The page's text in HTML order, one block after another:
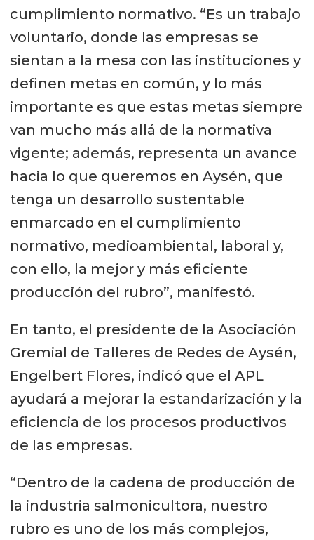
cumplimiento normativo. “Es un trabajo
voluntario, donde las empresas se
sientan a la mesa con las instituciones y
definen metas en común, y lo más
importante es que estas metas siempre
van mucho más allá de la normativa
vigente; además, representa un avance
hacia lo que queremos en Aysén, que
tenga un desarrollo sustentable
enmarcado en el cumplimiento
normativo, medioambiental, laboral y,
con ello, la mejor y más eficiente
producción del rubro”, manifestó.
En tanto, el presidente de la Asociación
Gremial de Talleres de Redes de Aysén,
Engelbert Flores, indicó que el APL
ayudará a mejorar la estandarización y la
eficiencia de los procesos productivos
de las empresas.
“Dentro de la cadena de producción de
la industria salmonicultora, nuestro
rubro es uno de los más complejos,